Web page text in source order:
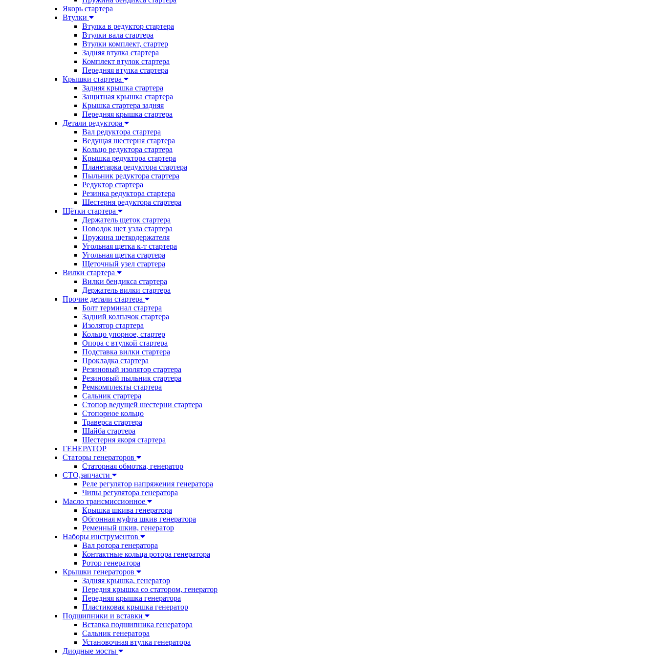
Якорь стартера
Втулки
Втулка в редуктор стартера
Втулки вала стартера
Втулки комплект, стартер
Задняя втулка стартера
Комплект втулок стартера
Передняя втулка стартера
Крышки стартера
Задняя крышка стартера
Защитная крышка стартера
Крышка стартера задняя
Передняя крышка стартера
Детали редуктора
Вал редуктора стартера
Ведущая шестерня стартера
Кольцо редуктора стартера
Крышка редуктора стартера
Планетарка редуктора стартера
Пыльник редуктора стартера
Редуктор стартера
Резинка редуктора стартера
Шестерня редуктора стартера
Щётки стартера
Держатель щеток стартера
Поводок щет узла стартера
Пружина щеткодержателя
Угольная щетка к-т стартера
Угольная щетка стартера
Щеточный узел стартера
Вилки стартера
Вилки бендикса стартера
Держатель вилки стартера
Прочие детали стартера
Болт терминал стартера
Задний колпачок стартера
Изолятор стартера
Кольцо упорное, стартер
Опора с втулкой стартера
Подставка вилки стартера
Прокладка стартера
Резиновый изолятор стартера
Резиновый пыльник стартера
Ремкомплекты стартера
Сальник стартера
Стопор ведущей шестерни стартера
Стопорное кольцо
Траверса стартера
Шайба стартера
Шестерня якоря стартера
ГЕНЕРАТОР
Статоры генераторов
Статорная обмотка, генератор
СТО,запчасти
Реле регулятор напряжения генератора
Чипы регулятора генератора
Масло трансмиссионное
Крышка шкива генератора
Обгонная муфта шкив генератора
Ременный шкив, генератор
Наборы инструментов
Вал ротора генератора
Контактные кольца ротора генератора
Ротор генератора
Крышки генераторов
Задняя крышка, генератор
Передня крышка со статором, генератор
Передняя крышка генератора
Пластиковая крышка генератор
Подшипники и вставки
Вставка подшипника генератора
Сальник генератора
Установочная втулка генератора
Диодные мосты